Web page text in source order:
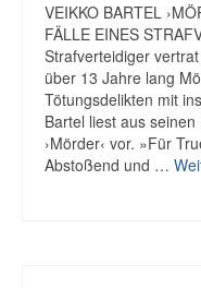
VEIKKO BARTEL
FÄLLE EINES
Strafverteidiger
über 13 Jahre lang
Tötungsdelikten mit
Bartel liest aus seinen
›Mörder‹ vor. »Für
Abstoßend und …